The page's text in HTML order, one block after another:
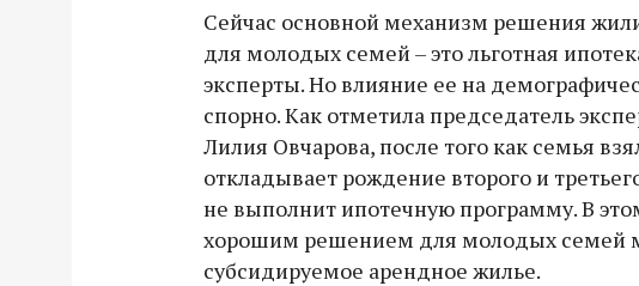
Сейчас основной механизм решения
для молодых семей – это льготная
эксперты. Но влияние ее на
спорно. Как отметила председатель
Лилия Овчарова, после того как семья
откладывает рождение второго и
не выполнит ипотечную программу. В
хорошим решением для молодых семей
субсидируемое арендное жилье.